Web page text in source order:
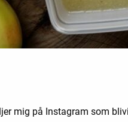
mig på Instagram som